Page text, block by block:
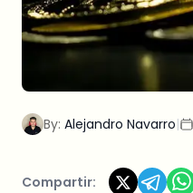
By: Alejandro Navarro|
Compartir: